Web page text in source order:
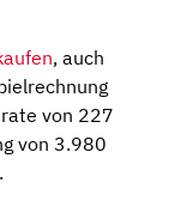
, auch
von 227
von 3.980